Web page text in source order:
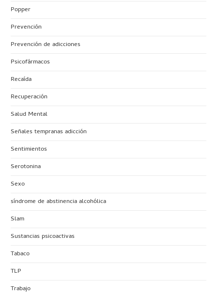
Popper
Prevención
Prevención de adicciones
Psicofármacos
Recaída
Recuperación
Salud Mental
Señales tempranas adicción
Sentimientos
Serotonina
Sexo
síndrome de abstinencia alcohólica
Slam
Sustancias psicoactivas
Tabaco
TLP
Trabajo